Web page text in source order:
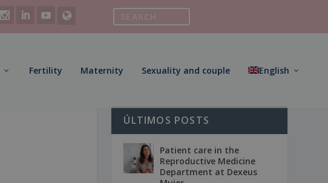
Fertility Maternity Sexuality and couple English
ÚLTIMOS POSTS
Patient care in the
Reproductive Medicine
Department at Dexeus